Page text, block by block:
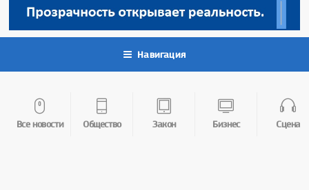
Навигация
Все новости Общество Закон Бизнес Сцена